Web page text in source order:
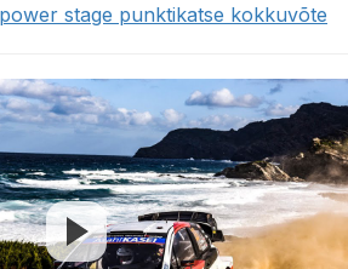
stage punktikatse kokkuvõte